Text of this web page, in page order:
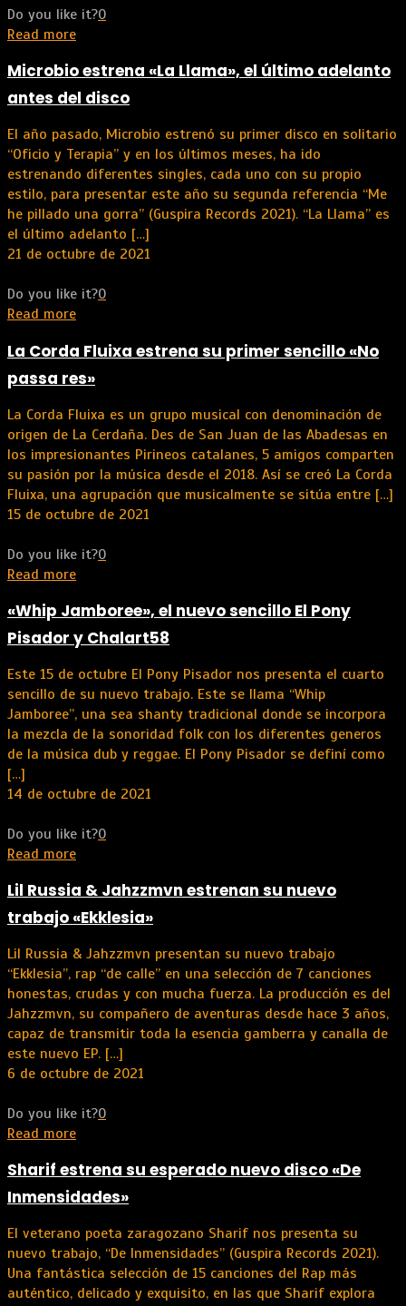
Do you like it?0
Read more
Microbio estrena «La Llama», el último adelanto
antes del disco
El año pasado, Microbio estrenó su primer disco en solitario
“Oficio y Terapia” y en los últimos meses, ha ido
estrenando diferentes singles, cada uno con su propio
estilo, para presentar este año su segunda referencia “Me
he pillado una gorra” (Guspira Records 2021). “La Llama” es
el último adelanto […]
21 de octubre de 2021
Do you like it?0
Read more
La Corda Fluixa estrena su primer sencillo «No
passa res»
La Corda Fluixa es un grupo musical con denominación de
origen de La Cerdaña. Des de San Juan de las Abadesas​ en
los impresionantes Pirineos catalanes, 5 amigos comparten
su pasión por la música desde el 2018. Así se creó La Corda
Fluixa, una agrupación que musicalmente se sitúa entre […]
15 de octubre de 2021
Do you like it?0
Read more
«Whip Jamboree», el nuevo sencillo El Pony
Pisador y Chalart58
Este 15 de octubre El Pony Pisador nos presenta el cuarto
sencillo de su nuevo trabajo. Este se llama “Whip
Jamboree”, una sea shanty tradicional donde se incorpora
la mezcla de la sonoridad folk con los diferentes generos
de la música dub y reggae. El Pony Pisador se definí como
[…]
14 de octubre de 2021
Do you like it?0
Read more
Lil Russia & Jahzzmvn estrenan su nuevo
trabajo «Ekklesia»
Lil Russia & Jahzzmvn presentan su nuevo trabajo
“Ekklesia”, rap “de calle” en una selección de 7 canciones
honestas, crudas y con mucha fuerza. La producción es del
Jahzzmvn, su compañero de aventuras desde hace 3 años,
capaz de transmitir toda la esencia gamberra y canalla de
este nuevo EP. […]
6 de octubre de 2021
Do you like it?0
Read more
Sharif estrena su esperado nuevo disco «De
Inmensidades»
El veterano poeta zaragozano Sharif nos presenta su
nuevo trabajo, “De Inmensidades” (Guspira Records 2021).
Una fantástica selección de 15 canciones del Rap más
auténtico, delicado y exquisito, en las que Sharif explora